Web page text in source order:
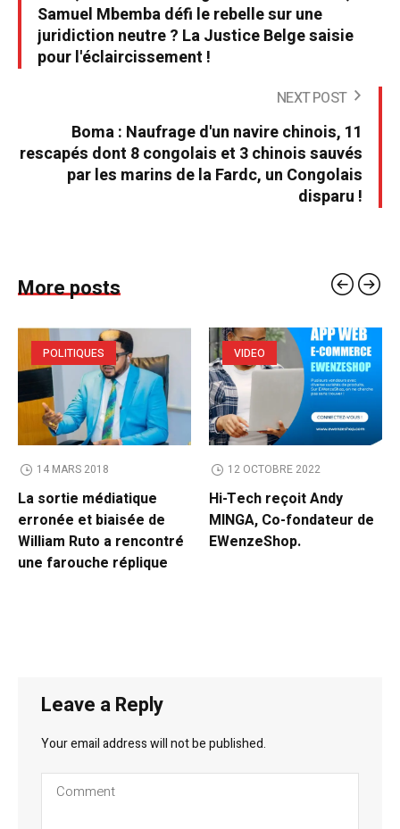
Samuel Mbemba défi le rebelle sur une
juridiction neutre ? La Justice Belge saisie
pour l'éclaircissement !
NEXT POST
Boma : Naufrage d'un navire chinois, 11
rescapés dont 8 congolais et 3 chinois sauvés
par les marins de la Fardc, un Congolais
disparu !
More posts
POLITIQUES
14 MARS 2018
La sortie médiatique
erronée et biaisée de
William Ruto a rencontré
une farouche réplique
VIDEO
12 OCTOBRE 2022
Hi-Tech reçoit Andy
MINGA, Co-fondateur de
EWenzeShop.
Leave a Reply
Your email address will not be published.